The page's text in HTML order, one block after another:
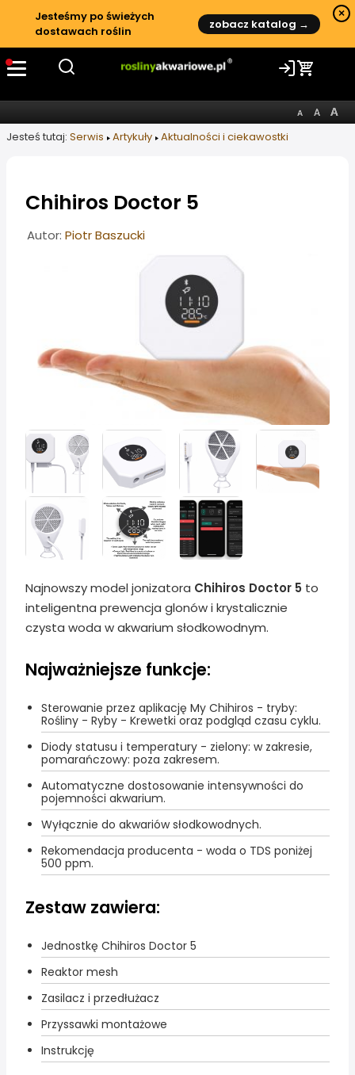
Jesteśmy po świeżych
dostawach roślin
zobacz katalog →
×
Jesteś tutaj: Serwis Artykuły Aktualności i ciekawostki
Chihiros Doctor 5
Informacje o artykule
Autor: Piotr Baszucki
Najnowszy model jonizatora Chihiros Doctor 5 to
inteligentna prewencja glonów i krystalicznie
czysta woda w akwarium słodkowodnym.
Najważniejsze funkcje:
Sterowanie przez aplikację My Chihiros - tryby:
Rośliny - Ryby - Krewetki oraz podgląd czasu cyklu.
Diody statusu i temperatury - zielony: w zakresie,
pomarańczowy: poza zakresem.
Automatyczne dostosowanie intensywności do
pojemności akwarium.
Wyłącznie do akwariów słodkowodnych.
Rekomendacja producenta - woda o TDS poniżej
500 ppm.
Zestaw zawiera:
Jednostkę Chihiros Doctor 5
Reaktor mesh
Zasilacz i przedłużacz
Przyssawki montażowe
Instrukcję